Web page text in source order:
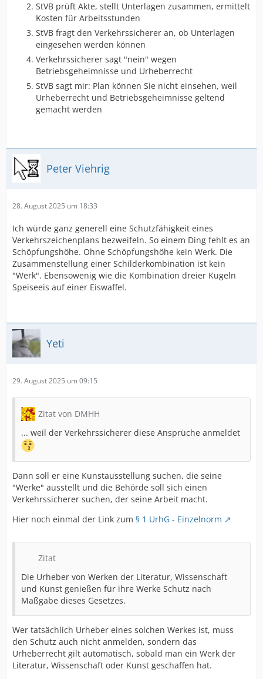
StVB prüft Akte, stellt Unterlagen zusammen, ermittelt
Kosten für Arbeitsstunden
StVB fragt den Verkehrssicherer an, ob Unterlagen
eingesehen werden können
Verkehrssicherer sagt "nein" wegen
Betriebsgeheimnisse und Urheberrecht
StVB sagt mir: Plan können Sie nicht einsehen, weil
Urheberrecht und Betriebsgeheimnisse geltend
gemacht werden
Peter Viehrig
28. August 2025 um 18:33
Ich würde ganz generell eine Schutzfähigkeit eines
Verkehrszeichenplans bezweifeln. So einem Ding fehlt es an
Schöpfungshöhe. Ohne Schöpfungshöhe kein Werk. Die
Zusammenstellung einer Schilderkombination ist kein
"Werk". Ebensowenig wie die Kombination dreier Kugeln
Speiseeis auf einer Eiswaffel.
Yeti
29. August 2025 um 09:15
Zitat von DMHH
... weil der Verkehrssicherer diese Ansprüche anmeldet
Dann soll er eine Kunstausstellung suchen, die seine
"Werke" ausstellt und die Behörde soll sich einen
Verkehrssicherer suchen, der seine Arbeit macht.
Hier noch einmal der Link zum § 1 UrhG - Einzelnorm
Zitat
Die Urheber von Werken der Literatur, Wissenschaft
und Kunst genießen für ihre Werke Schutz nach
Maßgabe dieses Gesetzes.
Wer tatsächlich Urheber eines solchen Werkes ist, muss
den Schutz auch nicht anmelden, sondern das
Urheberrecht gilt automatisch, sobald man ein Werk der
Literatur, Wissenschaft oder Kunst geschaffen hat.